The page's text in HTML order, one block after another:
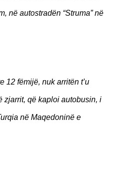
në autostradën “Struma” në
12 fëmijë, nuk arritën t’u
zjarrit, që kaploi autobusin, i
në Maqedoninë e